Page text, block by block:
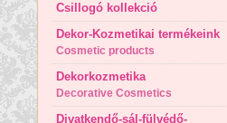
Csillogó kollekció
Dekor-Kozmetikai termékeink
Cosmetic products
Dekorkozmetika
Decorative Cosmetics
Divatkendő-sál-fülvédő-